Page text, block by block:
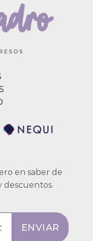
en saber de
descuentos.
ENVIAR